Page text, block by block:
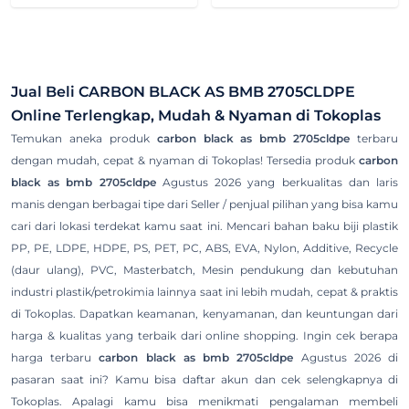
Jual Beli CARBON BLACK AS BMB 2705CLDPE
Online Terlengkap, Mudah & Nyaman di Tokoplas
Temukan aneka produk carbon black as bmb 2705cldpe terbaru
dengan mudah, cepat & nyaman di Tokoplas! Tersedia produk carbon
black as bmb 2705cldpeAgustus 2026 yang berkualitas dan laris
manis dengan berbagai tipe dari Seller / penjual pilihan yang bisa kamu
cari dari lokasi terdekat kamu saat ini. Mencari bahan baku biji plastik
PP, PE, LDPE, HDPE, PS, PET, PC, ABS, EVA, Nylon, Additive, Recycle
(daur ulang), PVC, Masterbatch, Mesin pendukung dan kebutuhan
industri plastik/petrokimia lainnya saat ini lebih mudah, cepat & praktis
di Tokoplas. Dapatkan keamanan, kenyamanan, dan keuntungan dari
harga & kualitas yang terbaik dari online shopping. Ingin cek berapa
harga terbarucarbon black as bmb 2705cldpe Agustus 2026 di
pasaran saat ini? Kamu bisa daftar akun dan cek selengkapnya di
Tokoplas. Apalagi kamu bisa menikmati pengalaman membeli